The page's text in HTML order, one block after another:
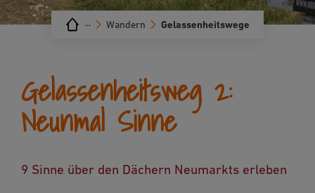
Gelassenheitswege
Wandern
···
Gelassenheitsweg 2:
Neunmal Sinne
9 Sinne über den Dächern Neumarkts erleben